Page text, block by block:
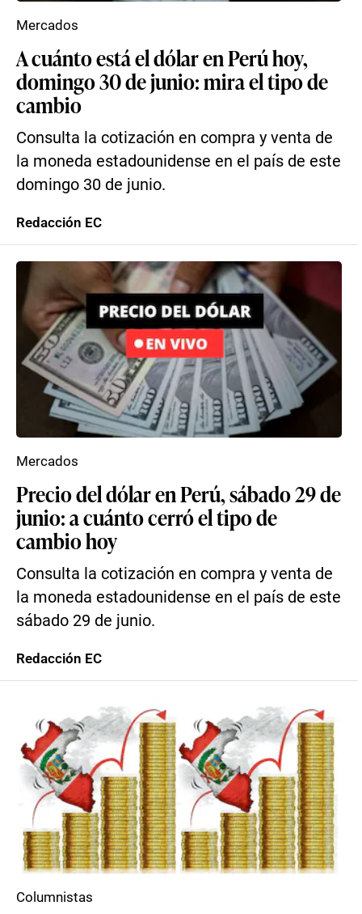
A cuánto está el dólar en Perú hoy,
domingo 30 de junio: mira el tipo de
cambio
Consulta la cotización en compra y venta de
la moneda estadounidense en el país de este
domingo 30 de junio.
Mercados
Redacción EC
Precio del dólar en Perú, sábado 29 de
junio: a cuánto cerró el tipo de
cambio hoy
Consulta la cotización en compra y venta de
la moneda estadounidense en el país de este
sábado 29 de junio.
Mercados
Redacción EC
Columnistas